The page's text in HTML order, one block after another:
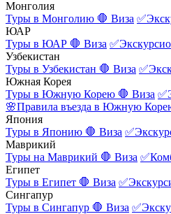
Монголия
Туры в Монголию 🛑 Виза
ЮАР
Туры в ЮАР 🛑 Виза
Узбекистан
Туры в Узбекистан 🛑 Виза
Южная Корея
Туры в Южную Корею 🛑 Виза
🌸Правила въезда в Южную
Япония
Туры в Японию 🛑 Виза
Маврикий
Туры на Маврикий 🛑 Виза
Египет
Туры в Египет 🛑 Виза
Сингапур
Туры в Сингапур 🛑 Виза